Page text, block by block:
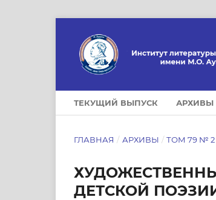
ТЕКУЩИЙ ВЫПУСК АРХИВЫ
ГЛАВНАЯ / АРХИВЫ / ТОМ 79 № 2
ДЕТСКОЙ